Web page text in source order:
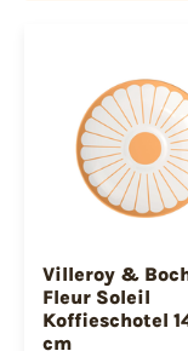
Villeroy &
Fleur Soleil
Koffieschotel
cm